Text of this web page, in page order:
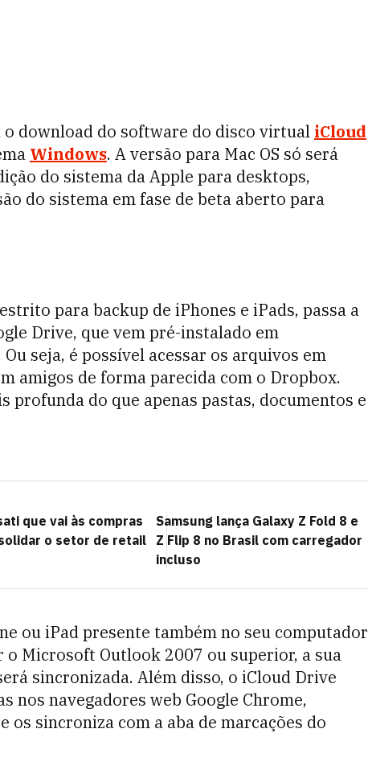
download do software do disco virtual iCloud
Windows. A versão para Mac OS só será
do sistema da Apple para desktops,
do sistema em fase de beta aberto para
para backup de iPhones e iPads, passa a
Drive, que vem pré-instalado em
seja, é possível acessar os arquivos em
amigos de forma parecida com o Dropbox.
profunda do que apenas pastas, documentos e
que vai às compras
o setor de retail
Samsung lança Galaxy Z Fold 8 e
Z Flip 8 no Brasil com carregador
incluso
ou iPad presente também no seu computador
o Microsoft Outlook 2007 ou superior, a sua
sincronizada. Além disso, o iCloud Drive
nos navegadores web Google Chrome,
sincroniza com a aba de marcações do